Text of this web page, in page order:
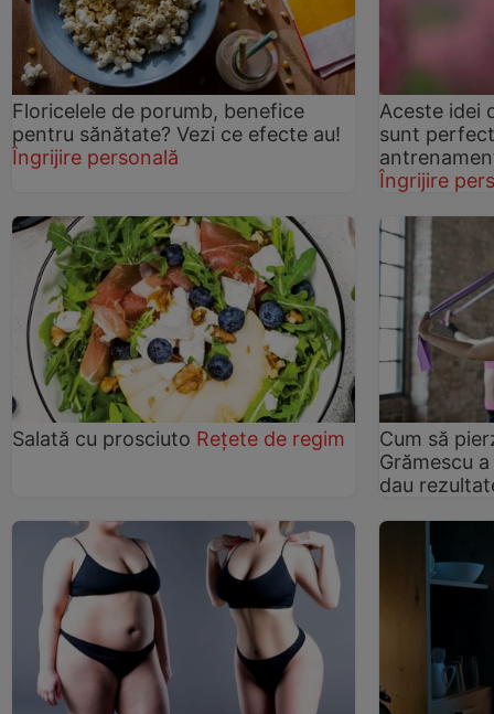
Floricelele de porumb, benefice
pentru sănătate? Vezi ce efecte au!
Îngrijire personală
Aceste idei
sunt
Îngrijire
Salată cu prosciuto Rețete de regim
Cum să
Grămescu
dau